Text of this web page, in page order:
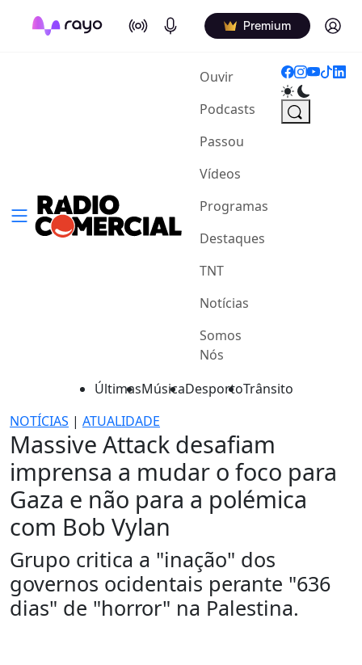
On Air Podcasts Premium Log in
Ouvir(current)
Podcasts
Passou
Vídeos
Programas
Destaques
TNT
Notícias
Somos
Nós
ÚltimasMúsicaDesportoTrânsito
NOTÍCIAS | ATUALIDADE
Massive Attack desafiam
imprensa a mudar o foco para
Gaza e não para a polémica
com Bob Vylan
Grupo critica a "inação" dos
governos ocidentais perante "636
dias" de "horror" na Palestina.